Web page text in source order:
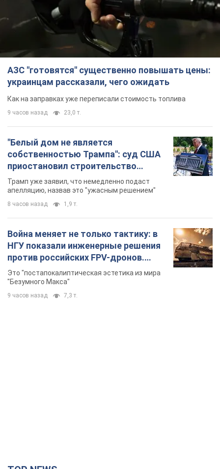
9 часов назад
"Белый дом не является
собственностью Трампа": суд США
приостановил строительство
бального зала стоимостью 400 млн
Трамп уже заявил, что немедленно подаст
Война меняет не только тактику: в
НГУ показали инженерные решения
против российских FPV-дронов.
Фото
"Безумного Макса"